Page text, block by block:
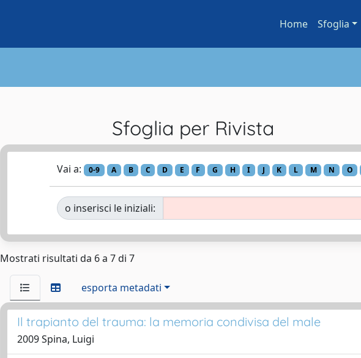
Home Sfoglia
Sfoglia per Rivista
Vai a: 0-9 A B C D E F G H I J K L M N O
o inserisci le iniziali:
Mostrati risultati da 6 a 7 di 7
esporta metadati
Il trapianto del trauma: la memoria condivisa del male
2009 Spina, Luigi